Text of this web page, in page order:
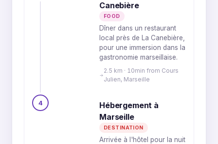
Canebière
FOOD
Dîner dans un restaurant
local près de La Canebière,
pour une immersion dans la
gastronomie marseillaise.
2.5 km · 10min from Cours
Julien, Marseille
4
Hébergement à
Marseille
DESTINATION
Arrivée à l'hôtel pour la nuit